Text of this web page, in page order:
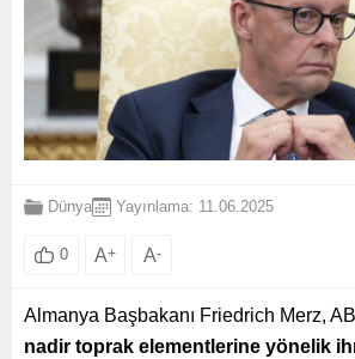
Dünya Yayınlama: 11.06.2025
0 A+ A-
Almanya Başbakanı Friedrich Merz,
nadir toprak elementlerine yönelik